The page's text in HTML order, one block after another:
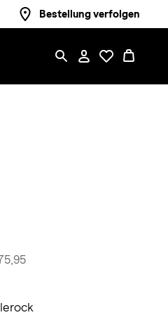
Bestellung verfolgen